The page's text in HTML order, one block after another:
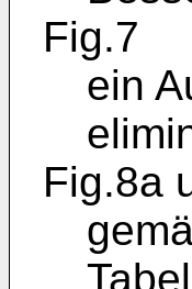
Fig.7
ein
Fig.8a